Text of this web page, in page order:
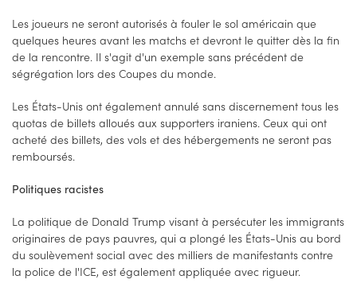
Les joueurs ne seront autorisés à fouler le sol américain que
quelques heures avant les matchs et devront le quitter dès la fin
de la rencontre. Il s'agit d'un exemple sans précédent de
ségrégation lors des Coupes du monde.
Les États-Unis ont également annulé sans discernement tous les
quotas de billets alloués aux supporters iraniens. Ceux qui ont
acheté des billets, des vols et des hébergements ne seront pas
remboursés.
Politiques racistes
La politique de Donald Trump visant à persécuter les immigrants
originaires de pays pauvres, qui a plongé les États-Unis au bord
du soulèvement social avec des milliers de manifestants contre
la police de l'ICE, est également appliquée avec rigueur.